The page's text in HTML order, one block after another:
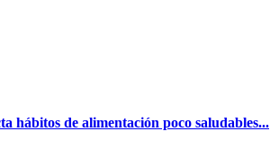
hábitos de alimentación poco saludables...